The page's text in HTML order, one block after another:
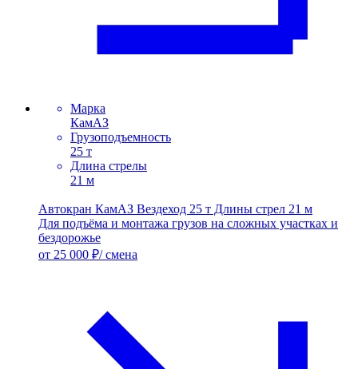
Марка
КамАЗ
Грузоподъемность
25 т
Длина стрелы
21 м
Автокран КамАЗ Вездеход 25 т Длины стрел 21 м
Для подъёма и монтажа грузов на сложных участках и
бездорожье
от 25 000 ₽/ смена